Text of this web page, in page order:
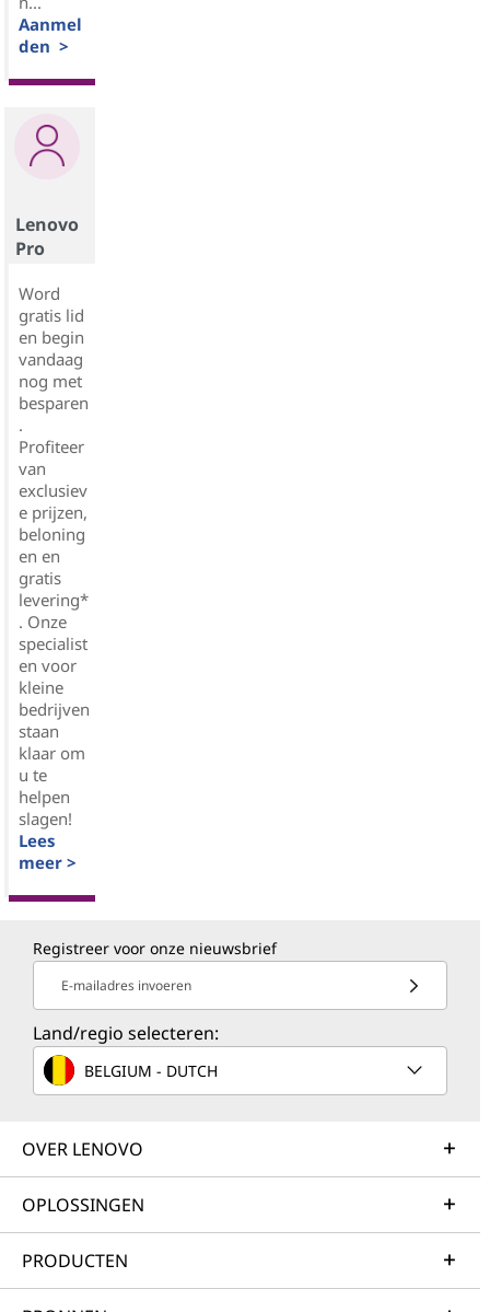
Aanmel
den >
Lenovo
Pro
Word
gratis lid
en begin
vandaag
nog met
besparen
.
Profiteer
van
exclusiev
e prijzen,
beloning
en en
gratis
levering*
. Onze
specialist
en voor
kleine
bedrijven
staan
klaar om
u te
helpen
slagen!
Lees
meer >
Registreer voor onze nieuwsbrief
E-mailadres invoeren
Land/regio selecteren:
BELGIUM - DUTCH
OVER LENOVO
OPLOSSINGEN
PRODUCTEN